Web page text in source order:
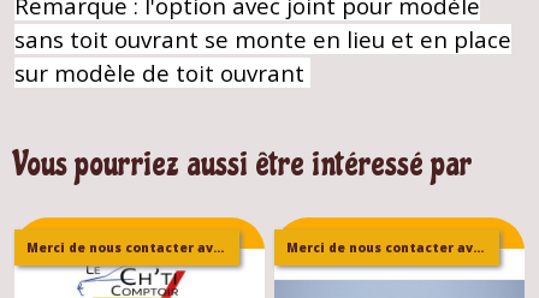
sans toit ouvrant se monte en lieu et en place
sur modèle de toit ouvrant
Vous pourriez aussi être intéressé par
Merci de nous contacter avant de passer commande Merci de nous contacter avant de passer commande